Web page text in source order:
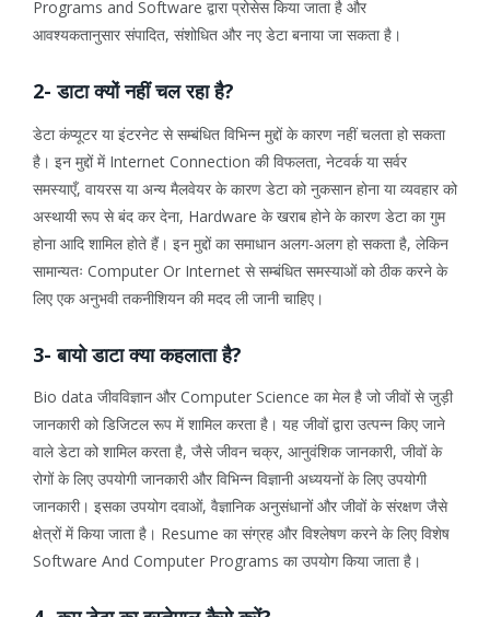
Programs and Software द्वारा प्रोसेस किया जाता है और
आवश्यकतानुसार संपादित, संशोधित और नए डेटा बनाया जा सकता है।
2- डाटा क्यों नहीं चल रहा है?
डेटा कंप्यूटर या इंटरनेट से सम्बंधित विभिन्न मुद्दों के कारण नहीं चलता हो सकता
है। इन मुद्दों में Internet Connection की विफलता, नेटवर्क या सर्वर
समस्याएँ, वायरस या अन्य मैलवेयर के कारण डेटा को नुकसान होना या व्यवहार को
अस्थायी रूप से बंद कर देना, Hardware के खराब होने के कारण डेटा का गुम
होना आदि शामिल होते हैं। इन मुद्दों का समाधान अलग-अलग हो सकता है, लेकिन
सामान्यतः Computer Or Internet से सम्बंधित समस्याओं को ठीक करने के
लिए एक अनुभवी तकनीशियन की मदद ली जानी चाहिए।
3- बायो डाटा क्या कहलाता है?
Bio data जीवविज्ञान और Computer Science का मेल है जो जीवों से जुड़ी
जानकारी को डिजिटल रूप में शामिल करता है। यह जीवों द्वारा उत्पन्न किए जाने
वाले डेटा को शामिल करता है, जैसे जीवन चक्र, आनुवंशिक जानकारी, जीवों के
रोगों के लिए उपयोगी जानकारी और विभिन्न विज्ञानी अध्ययनों के लिए उपयोगी
जानकारी। इसका उपयोग दवाओं, वैज्ञानिक अनुसंधानों और जीवों के संरक्षण जैसे
क्षेत्रों में किया जाता है। Resume का संग्रह और विश्लेषण करने के लिए विशेष
Software And Computer Programs का उपयोग किया जाता है।